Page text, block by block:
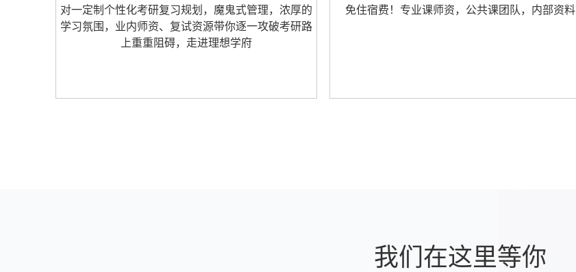
对一定制个性化考研复习规划，魔鬼式管理，浓厚的
学习氛围，业内师资、复试资源带你逐一攻破考研路
上重重阻碍，走进理想学府
免住宿费！专业课师资，公共课团队，内部资料
我们在这里等你